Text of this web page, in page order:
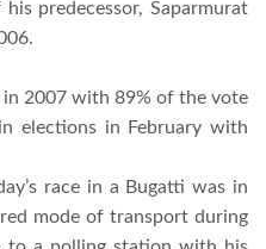
predecessor, Saparmurat
2007 with 89% of the vote
elections in February with
race in a Bugatti was in
mode of transport during